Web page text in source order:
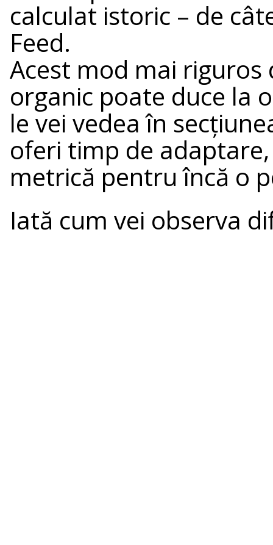
calculat istoric – de
Feed.
Acest mod mai
organic poate duce la
le vei vedea în
oferi timp de
metrică pentru încă o
Iată cum vei observa